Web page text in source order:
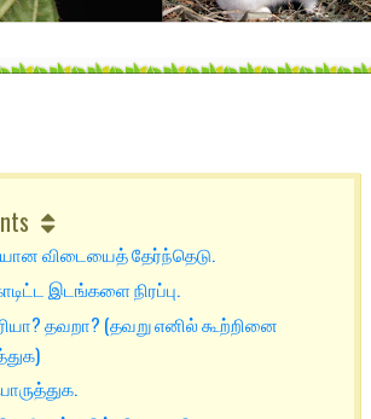
விடையைத் தேர்ந்தெடு.
இடங்களை நிரப்பு.
தவறா? (தவறு எனில் கூற்றினை